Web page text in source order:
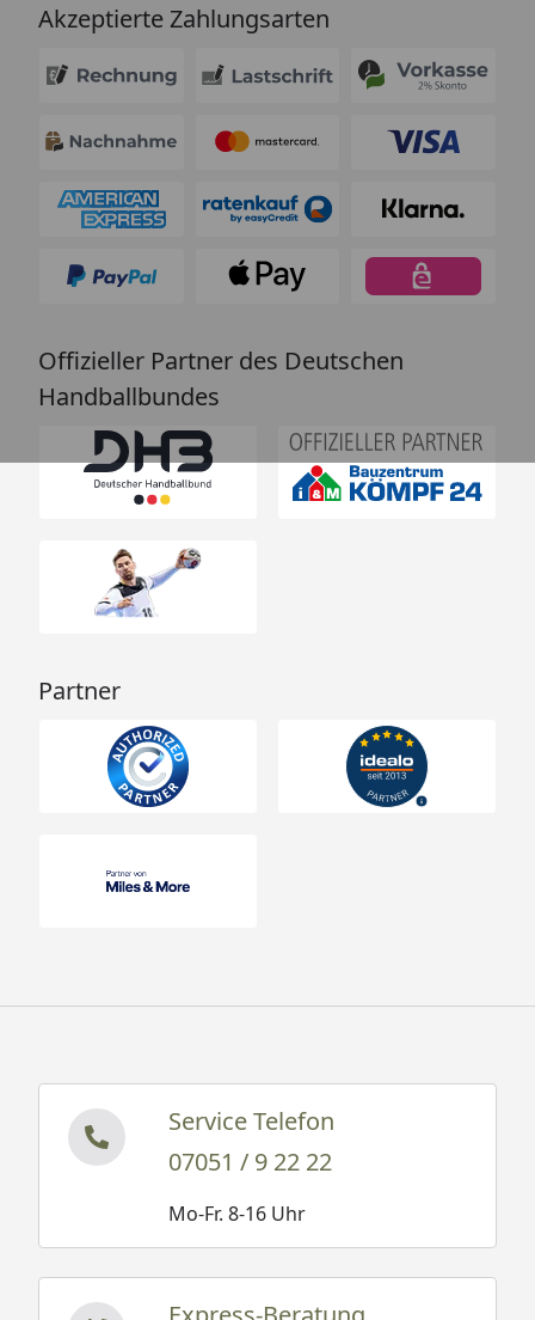
Akzeptierte Zahlungsarten
Offizieller Partner des Deutschen
Handballbundes
Partner
Service Telefon
07051 / 9 22 22
Mo-Fr. 8-16 Uhr